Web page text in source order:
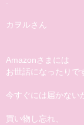
カヲルさん
Amazonさまには
お世話になったりで
今すぐには届かない
買い物し忘れ、